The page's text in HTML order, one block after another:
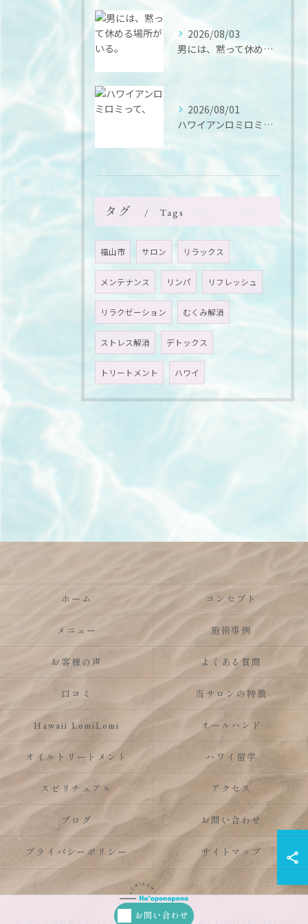
2026/08/03
男には、黙って休める場所がいる。
2026/08/01
ハワイアンロミロミって、
タグ Tags
福山市 サロン リラックス
メンテナンス リンパ リフレッシュ
リラクゼーション むくみ解消
ストレス解消 デトックス
トリートメント ハワイ
お問い合わせ
ホーム コンセプト
メニュー 施術事例
お客様の声 よくある質問
口コミ 当サロンの特徴
Hawaii LomiLomi オールハンド
オイルトリートメント ハワイ留学
スピリチュアル アクセス
ブログ お問い合わせ
プライバシーポリシー サイトマップ